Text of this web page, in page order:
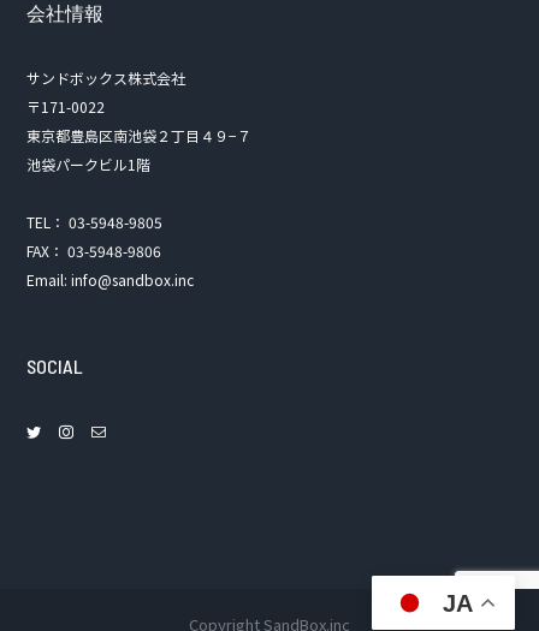
会社情報
サンドボックス株式会社
〒171-0022
東京都豊島区南池袋２丁目４９−７
池袋パークビル1階
TEL： 03-5948-9805
FAX： 03-5948-9806
Email: info@sandbox.inc
SOCIAL
Copyright SandBox.inc
JA